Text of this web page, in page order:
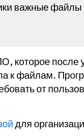
важные файлы
которое после
к файлам.
от
для